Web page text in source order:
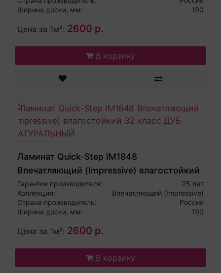
Ширина доски, мм:
190
Цена за 1м²: 2600 р.
В корзину
Ламинат Quick-Step IM1848
Впечатляющий (Impressive) влагостойкий
32 класс ДУБ НАТУРАЛЬНЫЙ
Гарантия производителя:
25 лет
Коллекция:
Впечатляющий (Impressive)
Страна производитель:
Россия
Ширина доски, мм:
190
Цена за 1м²: 2600 р.
В корзину